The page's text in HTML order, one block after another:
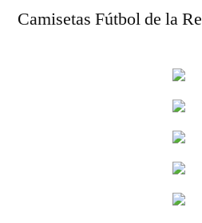
Camisetas Fútbol de la